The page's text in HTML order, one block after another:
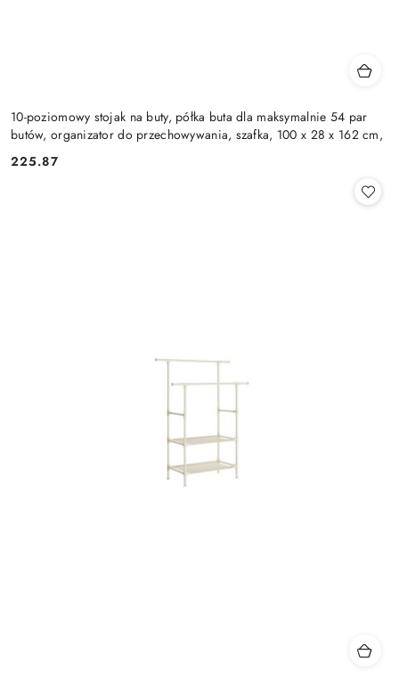
10-poziomowy stojak na buty, półka buta dla maksymalnie 54 par
butów, organizator do przechowywania, szafka, 100 x 28 x 162 cm,
Cena:
225.87